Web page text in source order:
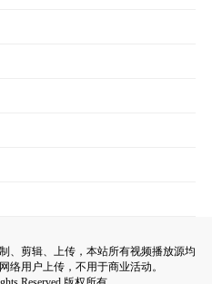
、剪辑、上传，本站所有视频播放源均
络用户上传，不用于商业活动。